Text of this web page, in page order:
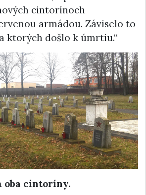
cintorínoch
armádou. Záviselo to
ktorých došlo k úmrtiu.“
oba cintoríny.